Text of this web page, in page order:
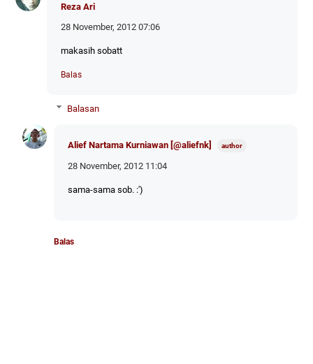
Reza Ari
28 November, 2012 07:06
makasih sobatt
Balas
Balasan
Alief Nartama Kurniawan [@aliefnk]
28 November, 2012 11:04
sama-sama sob. :')
Balas